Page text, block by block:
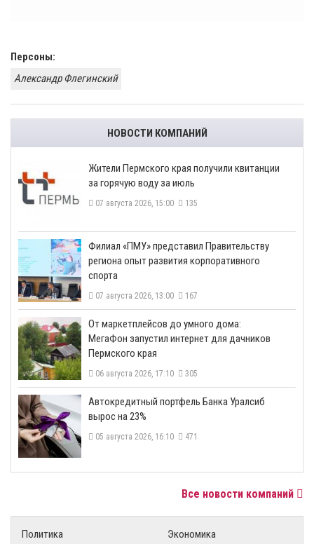
Персоны:
Александр Флегинский
НОВОСТИ КОМПАНИЙ
​Жители Пермского края получили квитанции
за горячую воду за июль
07 августа 2026, 15:00 135
​Филиал «ПМУ» представил Правительству
региона опыт развития корпоративного
спорта
07 августа 2026, 13:00 167
От маркетплейсов до умного дома:
МегаФон запустил интернет для дачников
Пермского края
06 августа 2026, 17:10 305
​Автокредитный портфель Банка Уралсиб
вырос на 23%
05 августа 2026, 16:10 471
Все новости компаний
Политика
Экономика